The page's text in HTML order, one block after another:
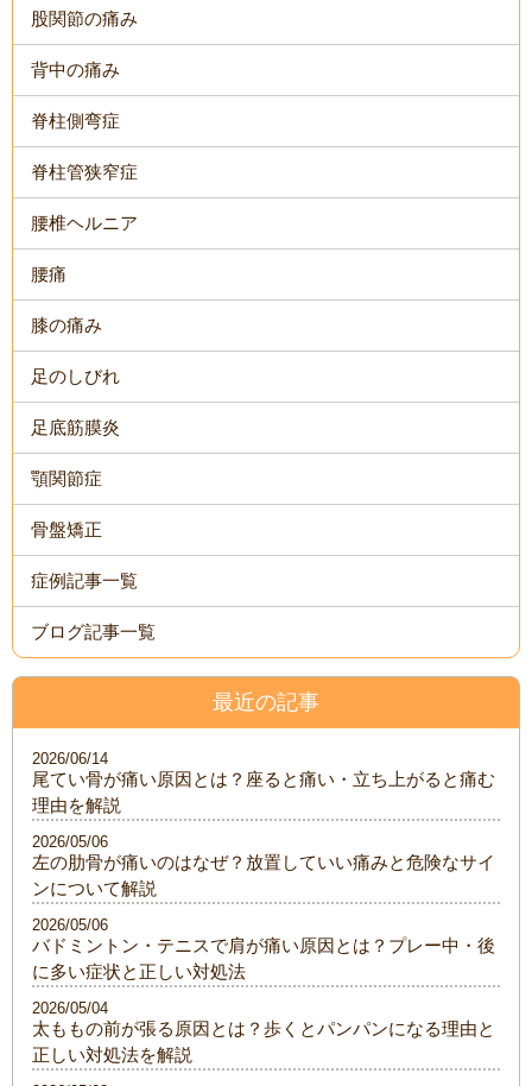
股関節の痛み
背中の痛み
脊柱側弯症
脊柱管狭窄症
腰椎ヘルニア
腰痛
膝の痛み
足のしびれ
足底筋膜炎
顎関節症
骨盤矯正
症例記事一覧
ブログ記事一覧
最近の記事
尾てい骨が痛い原因とは？座ると痛い・立ち上がると痛む
理由を解説
2026/06/14
左の肋骨が痛いのはなぜ？放置していい痛みと危険なサイ
ンについて解説
2026/05/06
バドミントン・テニスで肩が痛い原因とは？プレー中・後
に多い症状と正しい対処法
2026/05/06
太ももの前が張る原因とは？歩くとパンパンになる理由と
正しい対処法を解説
2026/05/04